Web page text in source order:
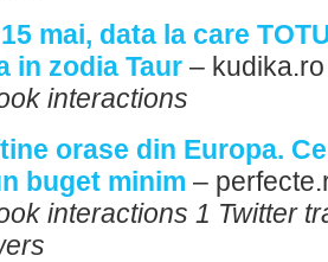
mai, data la care
in zodia Taur – kudika.ro
interactions
orase din Europa.
buget minim –
interactions 1 Twitter